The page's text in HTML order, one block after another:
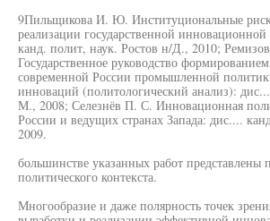
9Пильщикова И. Ю. Институциональные
реализации государственной
канд. полит, наук. Ростов н/Д., 2010;
Государственное руководство
современной России промышленной
инноваций (политологический анализ):
М., 2008; Селезнёв П. С. Инновационная
России и ведущих странах Запада: дис....
2009.
большинстве указанных работ представлены
политического контекста.
Многообразие и даже полярность точек